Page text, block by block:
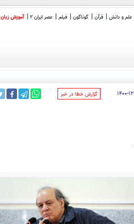
علم و دانش قرآن گوناگون فیلم عصر ایران 2 آموزش زبان
‌گزارش خطا در خبر